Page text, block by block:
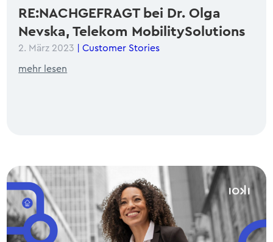
RE:NACHGEFRAGT bei Dr. Olga
Nevska, Telekom MobilitySolutions
2. März 2023 |Customer Stories
mehr lesen